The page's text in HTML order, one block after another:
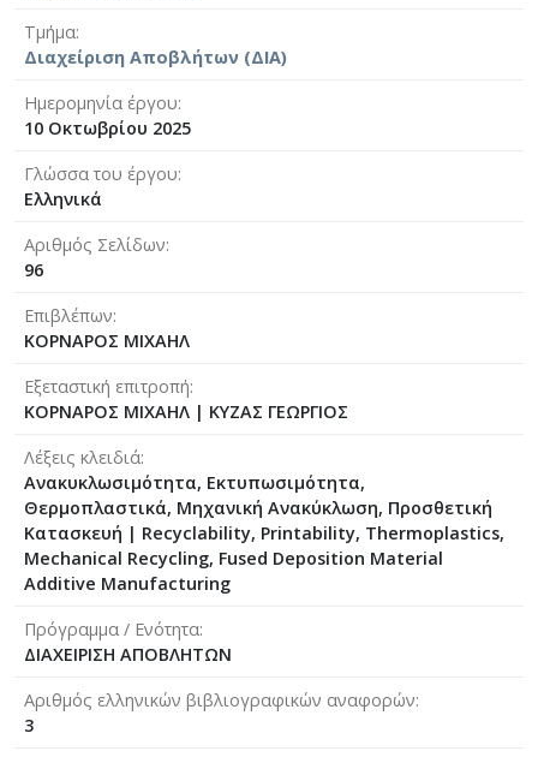
Τμήμα
Διαχείριση Αποβλήτων (ΔΙΑ)
Ημερομηνία έργου
10 Οκτωβρίου 2025
Γλώσσα του έργου
Ελληνικά
Αριθμός Σελίδων
96
Επιβλέπων
ΚΟΡΝΑΡΟΣ ΜΙΧΑΗΛ
Εξεταστική επιτροπή
ΚΟΡΝΑΡΟΣ ΜΙΧΑΗΛ | ΚΥΖΑΣ ΓΕΩΡΓΙΟΣ
Λέξεις κλειδιά
Ανακυκλωσιμότητα, Εκτυπωσιμότητα,
Θερμοπλαστικά, Μηχανική Ανακύκλωση, Προσθετική
Κατασκευή | Recyclability, Printability, Thermoplastics,
Mechanical Recycling, Fused Deposition Material
Additive Manufacturing
Πρόγραμμα / Ενότητα
ΔΙΑΧΕΙΡΙΣΗ ΑΠΟΒΛΗΤΩΝ
Αριθμός ελληνικών βιβλιογραφικών αναφορών
3